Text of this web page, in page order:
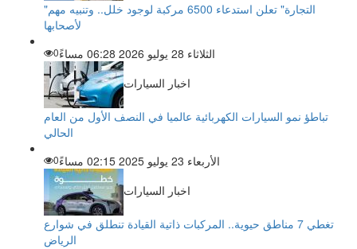
"التجارة" تعلن استدعاء 6500 مركبة لوجود خلل.. وتنبيه مهم
لأصحابها
الثلاثاء 28 يوليو 2026 06:28 مساءً
0
اخبار السيارات
تباطؤ نمو السيارات الكهربائية عالميا في النصف الأول من العام
الحالي
الأربعاء 23 يوليو 2025 02:15 مساءً
0
اخبار السيارات
تغطي 7 مناطق حيوية.. المركبات ذاتية القيادة تنطلق في شوارع
الرياض